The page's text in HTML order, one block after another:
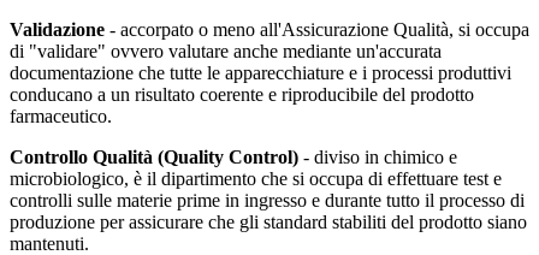
Validazione - accorpato o meno all'Assicurazione Qualità, si occupa
di "validare" ovvero valutare anche mediante un'accurata
documentazione che tutte le apparecchiature e i processi produttivi
conducano a un risultato coerente e riproducibile del prodotto
farmaceutico.
Controllo Qualità (Quality Control) - diviso in chimico e
microbiologico, è il dipartimento che si occupa di effettuare test e
controlli sulle materie prime in ingresso e durante tutto il processo di
produzione per assicurare che gli standard stabiliti del prodotto siano
mantenuti.